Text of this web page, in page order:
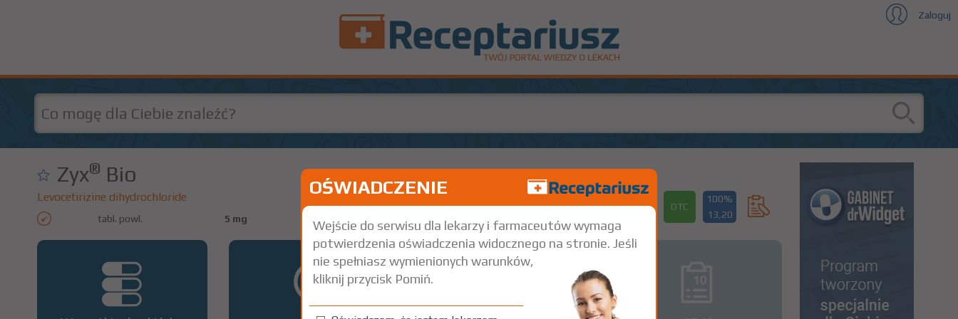
Zaloguj
Zyx® Bio
Levocetirizine dihydrochloride
tabl. powl. 5 mg
OTC
100%
13,20
OŚWIADCZENIE
Wejście do serwisu dla lekarzy i farmaceutów wymaga
potwierdzenia oświadczenia widocznego na stronie. Jeśli
nie spełniasz wymienionych warunków,
kliknij przycisk Pomiń.